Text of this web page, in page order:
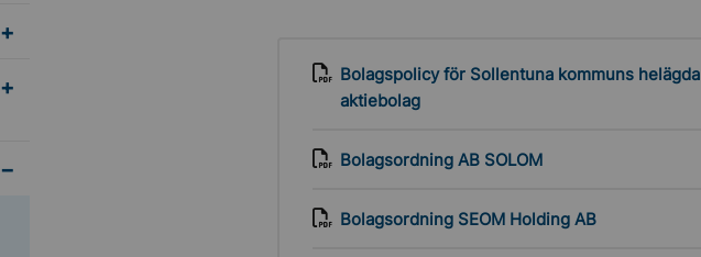
Undermeny för Ekonomi och budget
Undermeny för Kommunens vision och mål
Undermeny för Kommunfakta
Bolagspolicy för Sollentuna kommuns helägda
aktiebolag
Bolagsordning AB SOLOM
Bolagsordning SEOM Holding AB